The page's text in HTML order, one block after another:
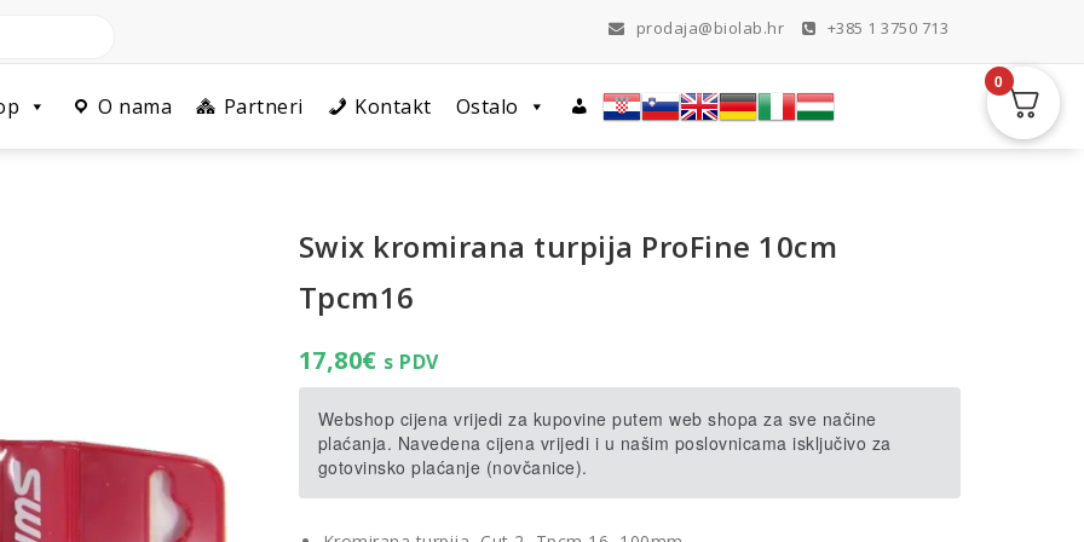
prodaja@biolab.hr +385 1 3750 713
O nama Partneri Kontakt Ostalo
Swix kromirana turpija ProFine 10cm
Tpcm16
17,80€ s PDV
Webshop cijena vrijedi za kupovine putem web shopa za sve načine
plaćanja. Navedena cijena vrijedi i u našim poslovnicama isključivo za
gotovinsko plaćanje (novčanice).
0